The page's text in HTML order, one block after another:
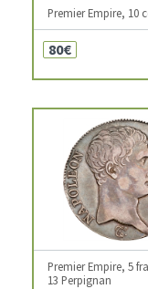
Premier Empire, 10
80€
Premier Empire, 5
13 Perpignan